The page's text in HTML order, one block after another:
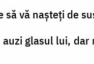
să vă naşteţi de
glasul lui,